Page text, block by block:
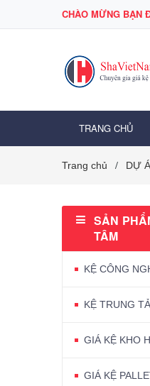
CHÀO MỪNG BẠN
TRANG CHỦ
Trang chủ / DỰ
SẢN
TÂM
KỆ CÔNG
KỆ TRUNG
GIÁ KỆ KHO
GIÁ KỆ